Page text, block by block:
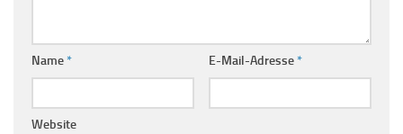
Name* E-Mail-Adresse*
Website